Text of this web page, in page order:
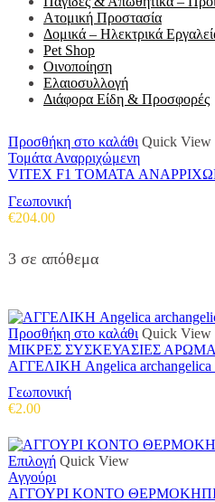
Ατομική Προστασία
Δομικά – Ηλεκτρικά
Pet Shop
Οινοποίηση
Ελαιοσυλλογή
Διάφορα Είδη & Προσφορές
Προσθήκη στο καλάθι Quick View
Τομάτα Αναρριχώμενη
VITEX F1 TOMATA
Γεωπονική
€204.00
3 σε απόθεμα
Προσθήκη στο καλάθι Quick View
ΜΙΚΡΕΣ ΣΥΣΚΕΥΑΣΙΕΣ
ΑΓΓΕΛΙΚΗ Angelica archangelica
Γεωπονική
€2.00
Επιλογή Αυτό
προϊόν
Quick View
Αγγούρι
ΑΓΓΟΥΡΙ KONTO